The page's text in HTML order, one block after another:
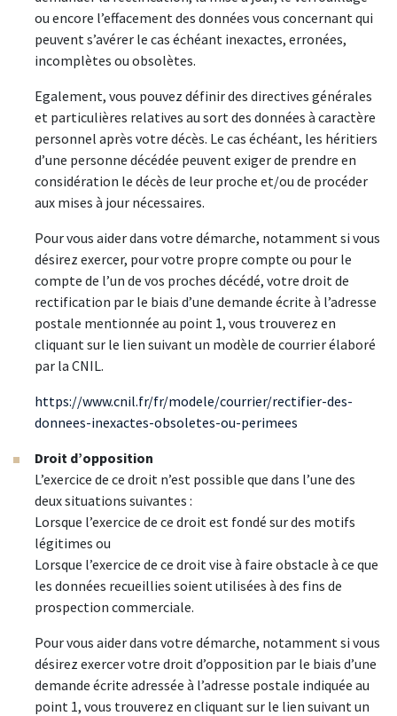
ou encore l’effacement des données vous concernant qui
peuvent s’avérer le cas échéant inexactes, erronées,
incomplètes ou obsolètes.
Egalement, vous pouvez définir des directives générales
et particulières relatives au sort des données à caractère
personnel après votre décès. Le cas échéant, les héritiers
d’une personne décédée peuvent exiger de prendre en
considération le décès de leur proche et/ou de procéder
aux mises à jour nécessaires.
Pour vous aider dans votre démarche, notamment si vous
désirez exercer, pour votre propre compte ou pour le
compte de l’un de vos proches décédé, votre droit de
rectification par le biais d’une demande écrite à l’adresse
postale mentionnée au point 1, vous trouverez en
cliquant sur le lien suivant un modèle de courrier élaboré
par la CNIL.
https://www.cnil.fr/fr/modele/courrier/rectifier-des-
donnees-inexactes-obsoletes-ou-perimees
Droit d’opposition
L’exercice de ce droit n’est possible que dans l’une des
deux situations suivantes :
Lorsque l’exercice de ce droit est fondé sur des motifs
légitimes ou
Lorsque l’exercice de ce droit vise à faire obstacle à ce que
les données recueillies soient utilisées à des fins de
prospection commerciale.
Pour vous aider dans votre démarche, notamment si vous
désirez exercer votre droit d’opposition par le biais d’une
demande écrite adressée à l’adresse postale indiquée au
point 1, vous trouverez en cliquant sur le lien suivant un